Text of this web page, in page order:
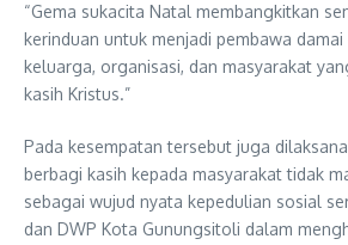
“Gema sukacita Natal membangkitkan
kerinduan untuk menjadi pembawa
keluarga, organisasi, dan masyarakat
kasih Kristus.”
Pada kesempatan tersebut juga
berbagi kasih kepada masyarakat tidak
sebagai wujud nyata kepedulian sosial
dan DWP Kota Gunungsitoli dalam